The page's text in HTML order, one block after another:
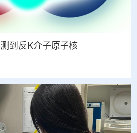
到反K介子原子核